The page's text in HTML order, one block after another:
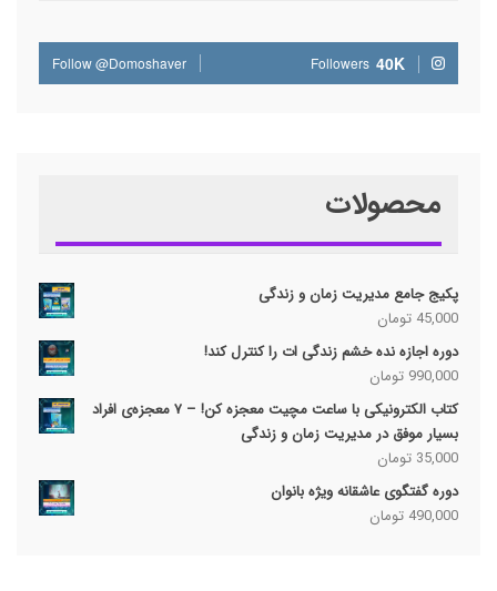
40K
Followers
Follow @Domoshaver
محصولات
پکیج جامع مدیریت زمان و زندگی
45,000 تومان
دوره اجازه نده خشم زندگی ات را کنترل کند!
990,000 تومان
کتاب الکترونیکی با ساعت مچیت معجزه کن! – ۷ معجزه‌ی افراد
بسیار موفق در مدیریت زمان و زندگی
35,000 تومان
دوره گفتگوی عاشقانه ویژه بانوان
490,000 تومان